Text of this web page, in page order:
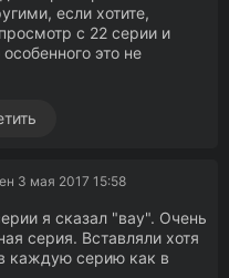
если хотите,
с 22 серии и
это не
3 мая 2017 15:58
я сказал "вау". Очень
серия. Вставляли хотя
каждую серию как в